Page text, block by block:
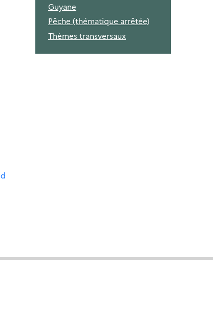
Guyane
Pêche (thématique arrêtée)
Thèmes transversaux